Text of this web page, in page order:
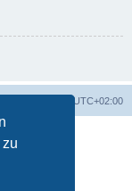
UTC+02:00